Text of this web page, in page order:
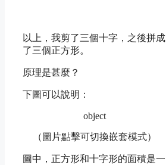
以上，我剪了三個十字，之後拼成
了三個正方形。
原理是甚麼？
下圖可以說明：
object
（圖片點擊可切換嵌套模式）
圖中，正方形和十字形的面積是一